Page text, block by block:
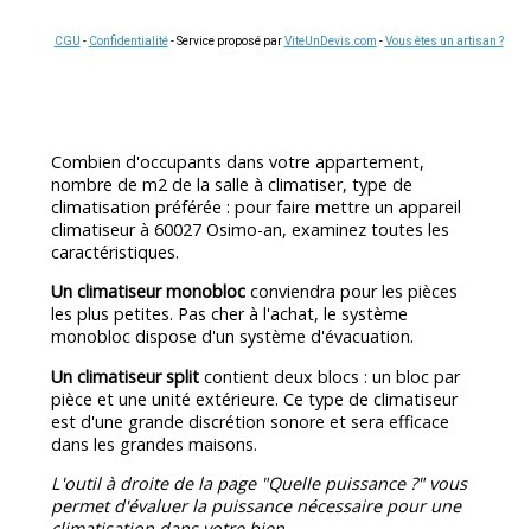
CGU - Confidentialité- Service proposé parViteUnDevis.com -Vous êtes un artisan ?
Combien d'occupants dans votre appartement,
nombre de m2 de la salle à climatiser, type de
climatisation préférée : pour faire mettre un appareil
climatiseur à 60027 Osimo-an, examinez toutes les
caractéristiques.
Un climatiseur monobloc conviendra pour les pièces
les plus petites. Pas cher à l'achat, le système
monobloc dispose d'un système d'évacuation.
Un climatiseur split contient deux blocs : un bloc par
pièce et une unité extérieure. Ce type de climatiseur
est d'une grande discrétion sonore et sera efficace
dans les grandes maisons.
L'outil à droite de la page "Quelle puissance ?" vous
permet d'évaluer la puissance nécessaire pour une